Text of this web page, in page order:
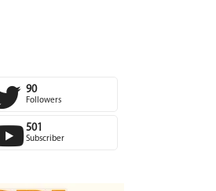
90
Followers
501
Subscriber